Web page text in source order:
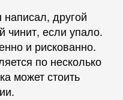
другой
чинит, если упало.
и рискованно.
по несколько
может стоить